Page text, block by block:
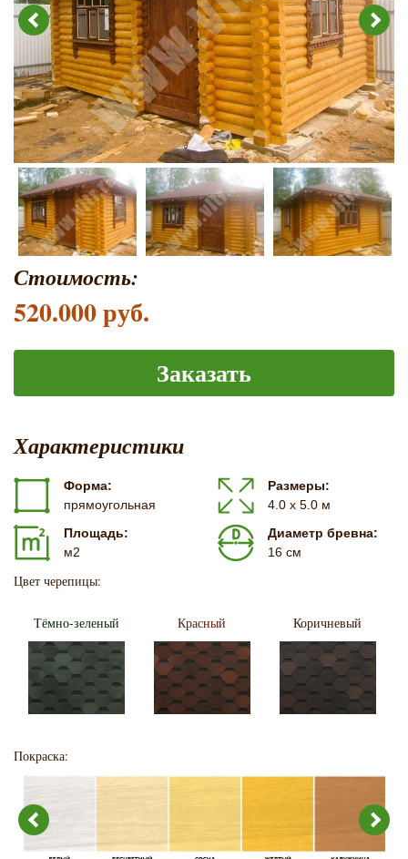
Стоимость:
520.000 руб.
Заказать
Характеристики
Форма:
прямоугольная
Размеры:
4.0 х 5.0 м
Площадь:
м2
Диаметр бревна:
16 см
Цвет черепицы:
Тёмно-зеленый Красный Коричневый
Покраска: